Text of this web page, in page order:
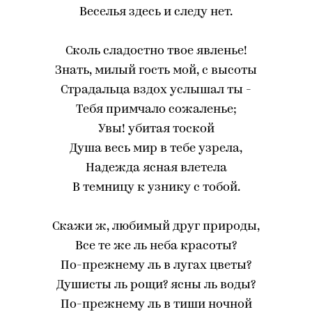
Веселья здесь и следу нет.
Сколь сладостно твое явленье!
Знать, милый гость мой, с высоты
Страдальца вздох услышал ты -
Тебя примчало сожаленье;
Увы! убитая тоской
Душа весь мир в тебе узрела,
Надежда ясная влетела
В темницу к узнику с тобой.
Скажи ж, любимый друг природы,
Все те же ль неба красоты?
По-прежнему ль в лугах цветы?
Душисты ль рощи? ясны ль воды?
По-прежнему ль в тиши ночной